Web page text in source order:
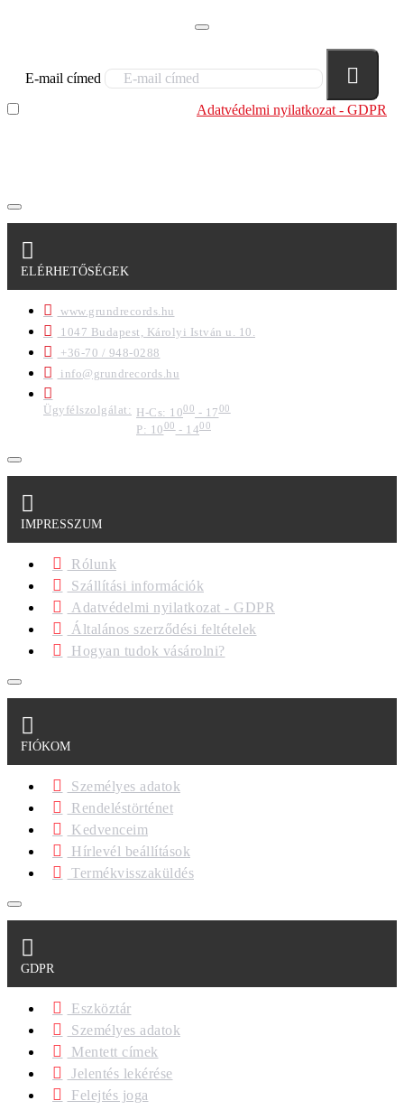
E-mail címed
Adatvédelmi nyilatkozat - GDPR
ELÉRHETŐSÉGEK
www.grundrecords.hu
1047 Budapest, Károlyi István u. 10.
+36-70 / 948-0288
info@grundrecords.hu
Ügyfélszolgálat: H-Cs: 1000 - 1700
P: 1000- 1400
IMPRESSZUM
Rólunk
Szállítási információk
Adatvédelmi nyilatkozat - GDPR
Általános szerződési feltételek
Hogyan tudok vásárolni?
FIÓKOM
Személyes adatok
Rendeléstörténet
Kedvenceim
Hírlevél beállítások
Termékvisszaküldés
GDPR
Eszköztár
Személyes adatok
Mentett címek
Jelentés lekérése
Felejtés joga